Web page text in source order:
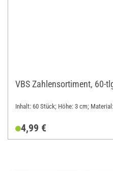
VBS Zahlensortiment, 60-
Inhalt: 60 Stück; Höhe: 3 cm;
4,99 €